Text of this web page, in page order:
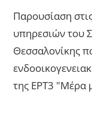
Παρουσίαση
υπηρεσιών του
Θεσσαλονίκης
της ΕΡΤ3 "Μέρα